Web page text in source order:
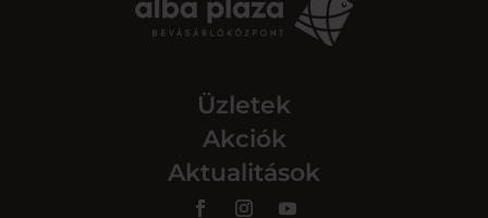
Üzletek
Akciók
Aktualitások